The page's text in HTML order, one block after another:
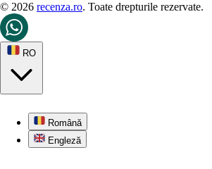
© 2026 recenza.ro. Toate drepturile rezervate.
RO
Română
Engleză